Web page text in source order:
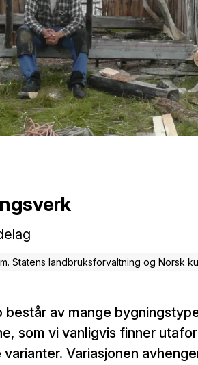
Statens landbruksforvaltning og Norsk
av mange
som vi vanligvis finner
Variasjonen